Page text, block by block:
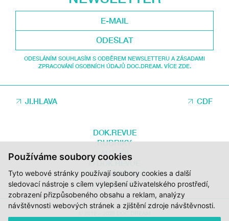
Používáme soubory cookies
Tyto webové stránky používají soubory cookies a další
sledovací nástroje s cílem vylepšení uživatelského prostředí,
zobrazení přizpůsobeného obsahu a reklam, analýzy
návštěvnosti webových stránek a zjištění zdroje návštěvnosti.
ODESLAT
ODESLÁNÍM SOUHLASÍM S ODBĚREM NEWSLETTERU A ZÁSADAMI
ZPRACOVÁNÍ OSOBNÍCH ÚDAJŮ DOC.DREAM. VÍCE ZDE.
JI.HLAVA CDF
DOK.REVUE
RUBRIKY
AUTOŘI
O DOK.REVUE
PODPOŘTE NÁS
KONTAKTY